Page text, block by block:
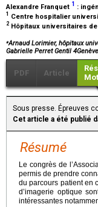
Alexandre Franquet 1 :
1 Centre hospitalier
2 Hôpitaux universitaires
⁎Arnaud Lorimier, hôpitaux
Gabrielle Perret Gentil
PDF Article
Sous presse. Épreuves
Cet article a été publié
Résumé
Le congrès de
permis de prendre
du parcours patient en
d’imagerie optique
intéressantes